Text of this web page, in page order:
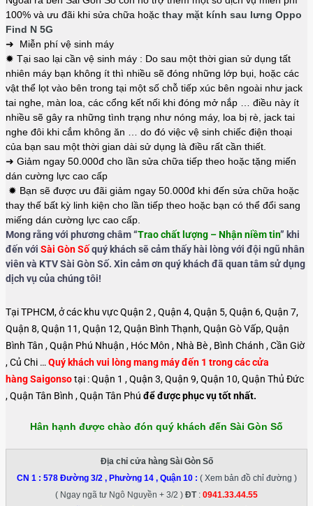
100% và ưu đãi khi sửa chữa hoặc thay mặt kính sau lưng Oppo
Find N 5G
➜ Miễn phí vệ sinh máy
✹ Tại sao lại cần vệ sinh máy : Do sau một thời gian sử dụng tất
nhiên máy bạn không ít thì nhiều sẽ đóng những lớp bụi, hoặc các
vật thể lọt vào bên trong tại một số chỗ tiếp xúc bên ngoài như jack
tai nghe, màn loa, các cổng kết nối khi đóng mở nắp … điều này ít
nhiều sẽ gây ra những tình trạng như nóng máy, loa bị rè, jack tai
nghe đôi khi cắm không ăn … do đó việc vệ sinh chiếc điện thoại
của bạn sau một thời gian dài sử dụng là điều rất cần thiết.
➜ Giảm ngay 50.000đ cho lần sửa chữa tiếp theo hoặc tặng miến
dán cường lực cao cấp
✹ Bạn sẽ được ưu đãi giảm ngay 50.000đ khi đến sửa chữa hoặc
thay thế bất kỳ linh kiện cho lần tiếp theo hoặc bạn có thể đổi sang
miếng dán cường lực cao cấp.
Mong rằng với phương châm “Trao chất lượng – Nhận niềm tin” khi
đến với Sài Gòn Sốquý khách sẽ cảm thấy hài lòng với đội ngũ nhân
viên và KTV Sài Gòn Số. Xin cảm ơn quý khách đã quan tâm sử dụng
dịch vụ của chúng tôi!
Tại TPHCM, ở các khu vực Quận 2 , Quận 4, Quận 5, Quận 6, Quận 7,
Quận 8, Quận 11, Quận 12, Quận Bình Thạnh, Quận Gò Vấp, Quận
Bình Tân , Quận Phú Nhuận , Hóc Môn , Nhà Bè , Bình Chánh , Cần Giờ
, Củ Chi … Quý khách vui lòng mang máy đến 1 trong các cửa
hàng Saigonsotại : Quận 1 , Quận 3, Quận 9, Quận 10, Quận Thủ Đức
, Quận Tân Bình , Quận Tân Phú để được phục vụ tốt nhất.
Hân hạnh được chào đón quý khách đến Sài Gòn Số
Địa chỉ cửa hàng Sài Gòn Số
CN 1 : 578 Đường 3/2 , Phường 14 , Quận 10: ( Xem bản đồ chỉ đường )
( Ngay ngã tư Ngô Nguyền + 3/2 ) ĐT: 0941.33.44.55